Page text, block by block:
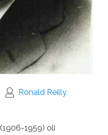
Ronald Reilly
(1906-1959) oli